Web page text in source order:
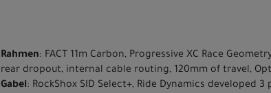
Rahmen: FACT 11m Carbon, Progressive XC Race
rear dropout, internal cable routing, 120mm of travel,
Gabel: RockShox SID Select+, Ride Dynamics developed